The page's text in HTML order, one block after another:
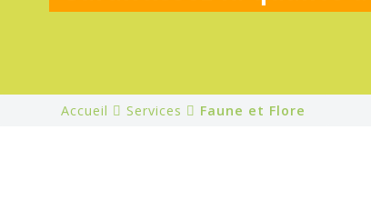
Accueil Services Faune et Flore